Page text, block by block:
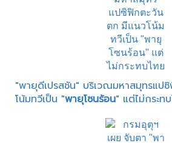
"พายุดีเปรสชัน" บริเวณมหาสมุทรแป
โน้มทวีเป็น "พายุโซนร้อน" แต่ไม่กระท